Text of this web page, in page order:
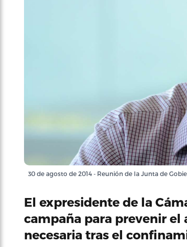
30 de agosto de 2014 - Reunión de la Junta de
El expresidente de la
campaña para prevenir el
necesaria tras el